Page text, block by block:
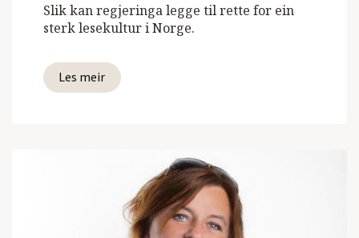
Slik kan regjeringa legge til rette for ein
sterk lesekultur i Norge.
Les meir